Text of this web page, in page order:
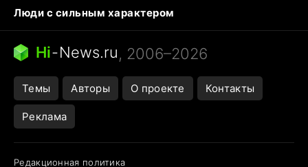
Люди с сильным характером
Кошка писает на кровать
Тунцы в океанариуме
Ядовитые пауки России
Города в ядерной войне
Hi-News.ru, 2006–2026
Темы Авторы О проекте Контакты
Реклама
Редакционная политика